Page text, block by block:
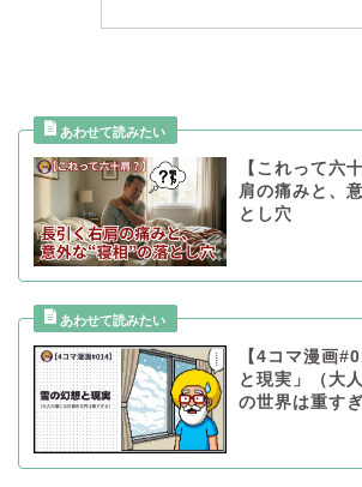
【これって六
肩の痛みと、
とし穴
【4コマ漫画
と現実」（大
の世界は重すぎ